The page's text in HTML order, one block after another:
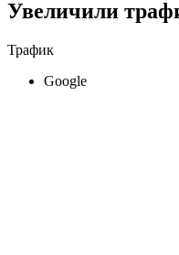
Увеличили
Трафик
Google